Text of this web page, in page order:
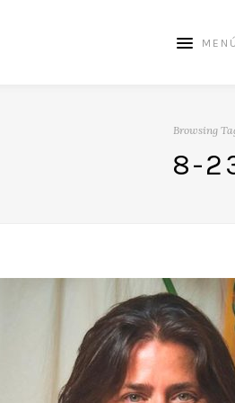
MENÚ
Browsing
8-